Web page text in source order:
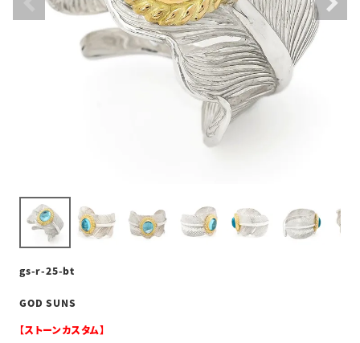
gs-r-25-bt
GOD SUNS
【ストーンカスタム】